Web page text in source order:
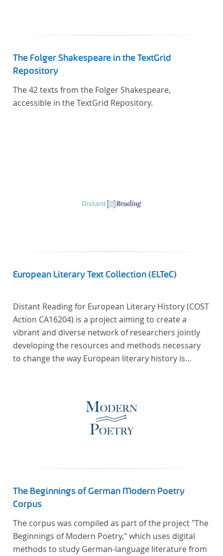
The Folger Shakespeare in the TextGrid
Repository
The 42 texts from the Folger Shakespeare,
accessible in the TextGrid Repository.
European Literary Text Collection (ELTeC)
Distant Reading for European Literary History (COST
Action CA16204) is a project aiming to create a
vibrant and diverse network of researchers jointly
developing the resources and methods necessary
to change the way European literary history is
create a shared theoretical and practical framework
computational methods of literary text analysis
Action will facilitate the creation of a broader, more
inclusive and better-grounded account of European
The Beginnings of German Modern Poetry
Corpus
The corpus was compiled as part of the project "The
Beginnings of Modern Poetry," which uses digital
methods to study German-language literature from